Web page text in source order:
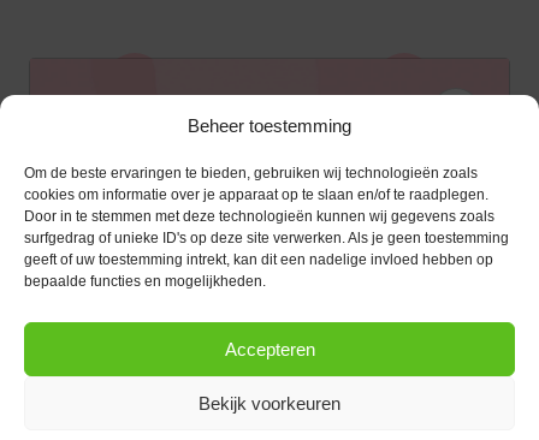
Beheer toestemming
Om de beste ervaringen te bieden, gebruiken wij technologieën zoals
cookies om informatie over je apparaat op te slaan en/of te raadplegen.
Door in te stemmen met deze technologieën kunnen wij gegevens zoals
surfgedrag of unieke ID's op deze site verwerken. Als je geen toestemming
geeft of uw toestemming intrekt, kan dit een nadelige invloed hebben op
bepaalde functies en mogelijkheden.
Accepteren
Bekijk voorkeuren
Gratis cadeau verpakking
KLANTENSERVICE
Klantenservice
OPENINGSTIJDEN
13:00 - 17:30
Ontvang €10,- korting
Schrijf je in voor de nieuwsbrief en ontvang een
kortingscode van €10,- op je volgende bestelling.
E-mailadres*